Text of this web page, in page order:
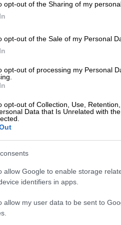
opt-out of the Sharing of my
opt-out of the Sale of my Personal
opt-out of processing my Personal
opt-out of Collection, Use,
Data that Is Unrelated with
allow Google to enable storage
identifiers in apps.
allow my user data to be sent to
Κόσμος 05.06.2026 07:54
επιτέθηκε
προσπάθησε να
Κόσμος|29.05.2026